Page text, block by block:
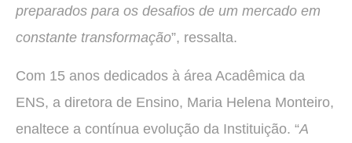
preparados para os desafios de um mercado em
constante transformação”, ressalta.
Com 15 anos dedicados à área Acadêmica da
ENS, a diretora de Ensino, Maria Helena Monteiro,
enaltece a contínua evolução da Instituição. “A